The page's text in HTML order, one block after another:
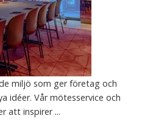
miljö som ger företag och
idéer. Vår mötesservice och
att inspirer ...